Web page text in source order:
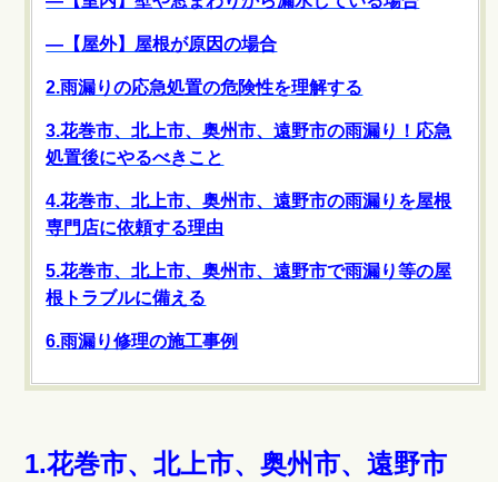
―【屋外】屋根が原因の場合
2.雨漏りの応急処置の危険性を理解する
3.花巻市、北上市、奥州市、遠野市の雨漏り！応急
処置後にやるべきこと
4.花巻市、北上市、奥州市、遠野市の雨漏りを屋根
専門店に依頼する理由
5.花巻市、北上市、奥州市、遠野市で雨漏り等の屋
根トラブルに備える
6.雨漏り修理の施工事例
1.花巻市、北上市、奥州市、遠野市